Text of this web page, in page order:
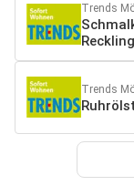
Trends
Trends